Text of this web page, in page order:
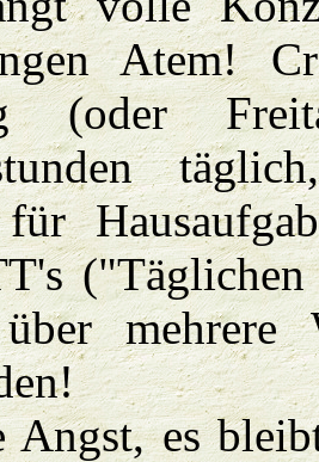
Atem!
(oder
("Täglichen
mehrere
Angst, es